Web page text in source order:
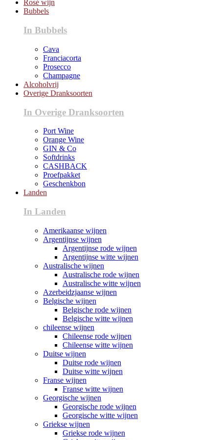
Rosé wijn
Bubbels
In Bubbels
Cava
Franciacorta
Prosecco
Champagne
Alcoholvrij
Overige Dranksoorten
In Overige Dranksoorten
Port Wine
Orange Wine
GIN & Co
Softdrinks
CASHBACK
Proefpakket
Geschenkbon
Landen
In Landen
Amerikaanse wijnen
Argentijnse wijnen
Argentijnse rode wijnen
Argentijnse witte wijnen
Australische wijnen
Australische rode wijnen
Australische witte wijnen
Azerbeidzjaanse wijnen
Belgische wijnen
Belgische rode wijnen
Belgische witte wijnen
chileense wijnen
Chileense rode wijnen
Chileense witte wijnen
Duitse wijnen
Duitse rode wijnen
Duitse witte wijnen
Franse wijnen
Franse witte wijnen
Georgische wijnen
Georgische rode wijnen
Georgische witte wijnen
Griekse wijnen
Griekse rode wijnen